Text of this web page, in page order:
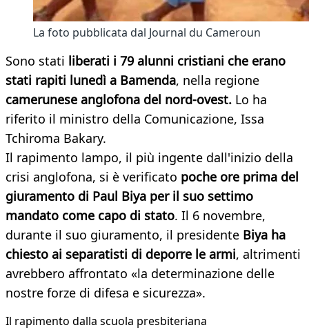
La foto pubblicata dal Journal du Cameroun
Sono stati liberati i 79 alunni cristiani che erano
stati rapiti lunedì a Bamenda, nella regione
camerunese anglofona del nord-ovest. Lo ha
riferito il ministro della Comunicazione, Issa
Tchiroma Bakary.
Il rapimento lampo, il più ingente dall'inizio della
crisi anglofona, si è verificato poche ore prima del
giuramento di Paul Biya per il suo settimo
mandato come capo di stato. Il 6 novembre,
durante il suo giuramento, il presidente Biya ha
chiesto ai separatisti di deporre le armi, altrimenti
avrebbero affrontato «la determinazione delle
nostre forze di difesa e sicurezza».
Il rapimento dalla scuola presbiteriana